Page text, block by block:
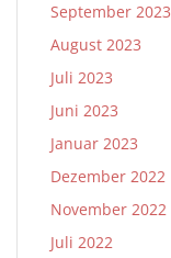
September 2023
August 2023
Juli 2023
Juni 2023
Januar 2023
Dezember 2022
November 2022
Juli 2022